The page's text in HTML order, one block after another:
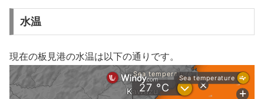
水温
現在の板見港の水温は以下の通りです。